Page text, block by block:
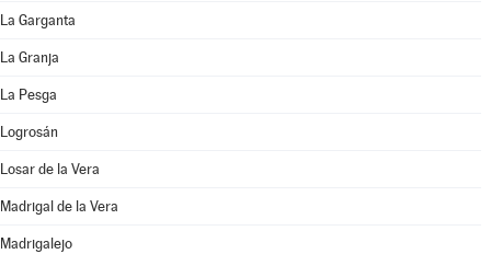
La Garganta
La Granja
La Pesga
Logrosán
Losar de la Vera
Madrigal de la Vera
Madrigalejo